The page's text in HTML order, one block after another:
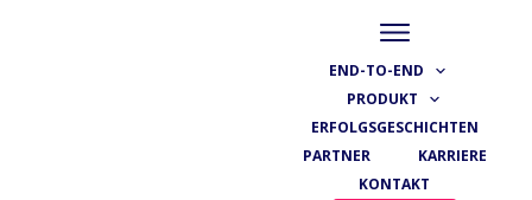
END-TO-END
PRODUKT
ERFOLGSGESCHICHTEN
PARTNER
KARRIERE
KONTAKT